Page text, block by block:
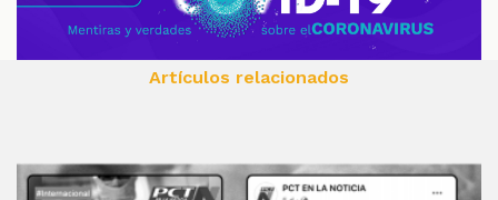
Artículos relacionados